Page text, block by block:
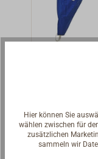
Fallschirm-
Treibanker
unten nach
und enden in
einem
aus
blauem
NYLON-
88,50 € *
Hier können Sie
wählen zwischen für
zusätzlichen
sammeln wir